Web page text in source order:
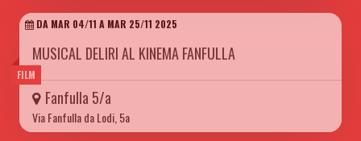
FILM
DA MAR 04/11 A MAR 25/11 2025
MUSICAL DELIRI AL KINEMA FANFULLA
Fanfulla 5/a
Via Fanfulla da Lodi, 5a